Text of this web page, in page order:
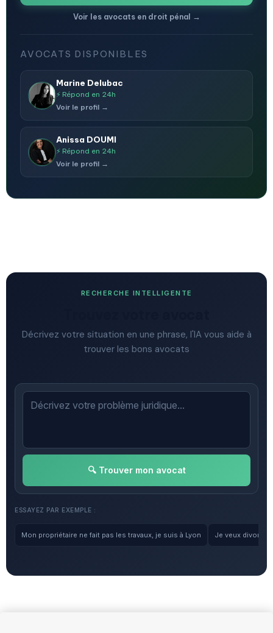
Voir les avocats en droit pénal →
AVOCATS DISPONIBLES
Marine Delubac
⚡ Répond en 24h
Voir le profil →
Anissa DOUMI
⚡ Répond en 24h
Voir le profil →
RECHERCHE INTELLIGENTE
Décrivez votre situation en une phrase, l'IA vous aide à
trouver les bons avocats
🔍 Trouver mon avocat
ESSAYEZ PAR EXEMPLE :
Mon propriétaire ne fait pas les travaux, je suis à Lyon Je veux